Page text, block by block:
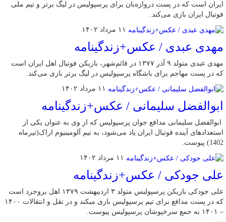
ایران است که در پست دروازه‌بان برای پرسپولیس در لیگ برتر و تیم ملی
فوتبال ایران بازی می‌کند.
۱۱ مرداد ۱۴۰۲
مهدی عبدی / عکس+زندگینامه
مهدی عبدی متولد ۹ آذر ۱۳۷۷ در قائم‌شهر، بازیکن فوتبال اهل ایران است
که در پست مهاجم برای باشگاه پرسپولیس در لیگ برتر بازی می‌کند.
۱۱ مرداد ۱۴۰۲
ابوالفضل سلیمانی / عکس+زندگینامه
ابوالفضل سلیمانی مدافع جوان پرسپولیس که از وی به عنوان یکی از
استعدادهای آینده فوتبال ایران یاد می‌شود، به تیم آلومینیوم اراک(تیرماه
1402) پیوست.
۱۱ مرداد ۱۴۰۲
علی جودکی / عکس+زندگینامه
علی جودکی بازیکن پرسپولیس متولد ۳ اردیبهشت ۱۳۷۹ اهل بروجرد است
که در پست مدافع برای تیم پرسپولیس بازی میکند و در نقل و انتقالات ۱۴۰۰
– ۱۴۰۱ به جمع سرخپوشان پرسپولیس پیوست.